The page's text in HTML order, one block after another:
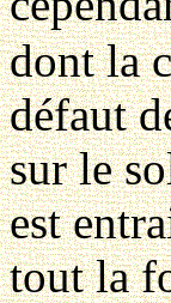
dont la
défaut
sur le
est
tout la